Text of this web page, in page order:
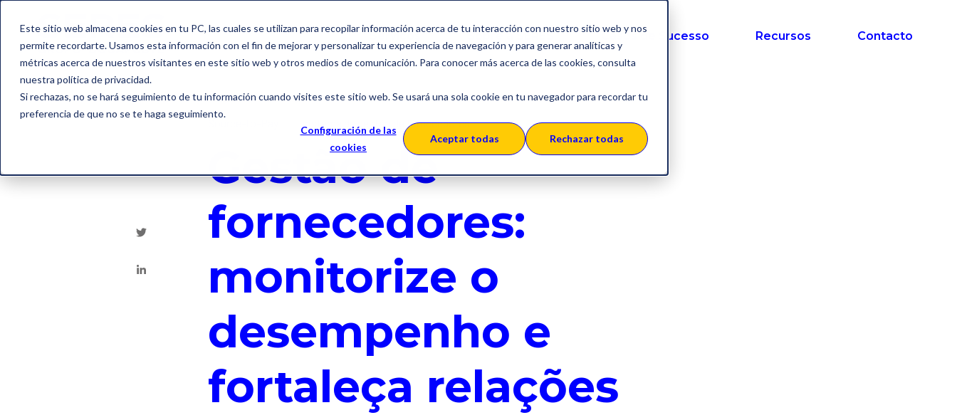
Este sitio web almacena cookies en tu PC, las cuales se utilizan para recopilar información acerca de tu interacción con nuestro sitio web y nos
permite recordarte. Usamos esta información con el fin de mejorar y personalizar tu experiencia de navegación y para generar analíticas y
métricas acerca de nuestros visitantes en este sitio web y otros medios de comunicación. Para conocer más acerca de las cookies, consulta
nuestra política de privacidad.
Si rechazas, no se hará seguimiento de tu información cuando visites este sitio web. Se usará una sola cookie en tu navegador para recordar tu
preferencia de que no se te haga seguimiento.
Configuración de las
cookies
Aceptar todas Rechazar todas
Serviços Sobre a SERES Casos de Sucesso Recursos Contacto
sistema de gestão de fornecedores
Gestão de
fornecedores:
monitorize o
desempenho e
fortaleça relações